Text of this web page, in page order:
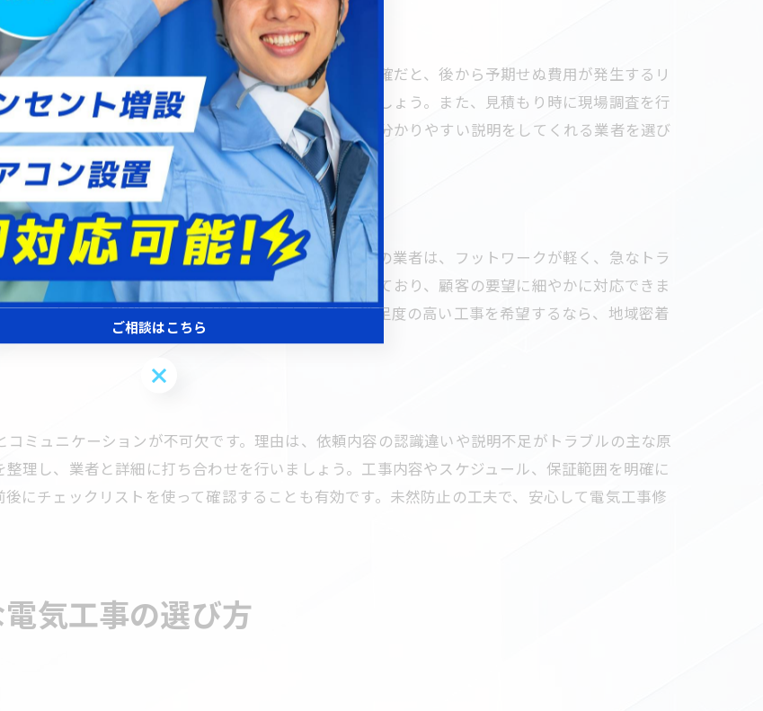
設置作業も得意な電気工事業者の選び方
電気工事の資格や技能を確認する重要性
修理や交換時に役立つ電気工事業者情報
地元密着の電気工事業者が信頼される理由
信頼できる電気工事を見つけるための秘訣
電気工事修理の口コミや評判を徹底活用
電気工事業者の名簿や組合加入情報を調査
国家資格保有の電気工事士に注目する理由
無料見積もり対応の電気工事業者の利点
電気工事修理の対応スピードで比較検討
迅速対応が魅力の電気工事修理サービス紹介
電気工事の即日対応サービスのメリット
電気工事修理の連絡方法や受付時間を確認
を確認することが重要です。なぜなら、詳細が不明確だと、後から予期せぬ費用が発生するリ
載や、想定される追加作業の範囲・条件を質問しましょう。また、見積もり時に現場調査を行
できる見積もりを得るために、複数業者を比較し、分かりやすい説明をしてくれる業者を選び
応とアフターフォローの充実にあります。地元密着の業者は、フットワークが軽く、急なトラ
、川口市内で実績のある業者は、地域事情を熟知しており、顧客の要望に細やかに対応できま
いるため、長期的な安心感が得られます。信頼と満足度の高い工事を希望するなら、地域密着
ミュニケーションが不可欠です。理由は、依頼内容の認識違いや説明不足がトラブルの主な原
理し、業者と詳細に打ち合わせを行いましょう。工事内容やスケジュール、保証範囲を明確に
にチェックリストを使って確認することも有効です。未然防止の工夫で、安心して電気工事修
気工事の選び方
ご相談はこちら
ご相談はこちら